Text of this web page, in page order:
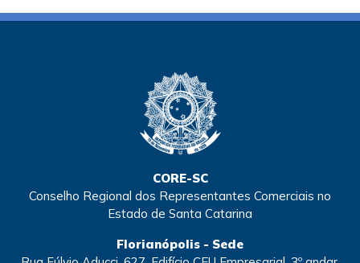
CORE-SC
Conselho Regional dos Representantes Comerciais no
Estado de Santa Catarina
Florianópolis - Sede